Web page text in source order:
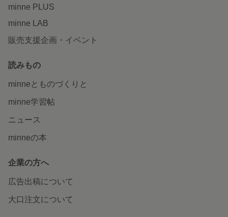
minne PLUS
minne LAB
販売支援企画・イベント
読みもの
minneとものづくりと
minne学習帖
ニュース
minneの本
企業の方へ
広告出稿について
大口注文について